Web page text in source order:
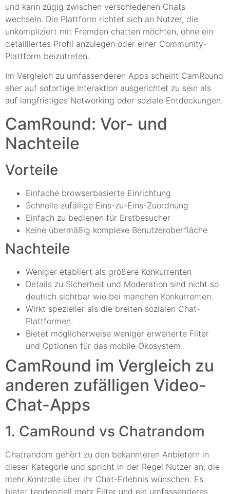
und kann zügig zwischen verschiedenen Chats
wechseln. Die Plattform richtet sich an Nutzer, die
unkompliziert mit Fremden chatten möchten, ohne ein
detailliertes Profil anzulegen oder einer Community-
Plattform beizutreten.
Im Vergleich zu umfassenderen Apps scheint CamRound
eher auf sofortige Interaktion ausgerichtet zu sein als
auf langfristiges Networking oder soziale Entdeckungen.
CamRound: Vor- und
Nachteile
Vorteile
Einfache browserbasierte Einrichtung
Schnelle zufällige Eins-zu-Eins-Zuordnung
Einfach zu bedienen für Erstbesucher
Keine übermäßig komplexe Benutzeroberfläche
Nachteile
Weniger etabliert als größere Konkurrenten
Details zu Sicherheit und Moderation sind nicht so
deutlich sichtbar wie bei manchen Konkurrenten.
Wirkt spezieller als die breiten sozialen Chat-
Plattformen.
Bietet möglicherweise weniger erweiterte Filter
und Optionen für das mobile Ökosystem.
CamRound im Vergleich zu
anderen zufälligen Video-
Chat-Apps
1. CamRound vs Chatrandom
Chatrandom gehört zu den bekannteren Anbietern in
dieser Kategorie und spricht in der Regel Nutzer an, die
mehr Kontrolle über ihr Chat-Erlebnis wünschen. Es
bietet tendenziell mehr Filter und ein umfassenderes